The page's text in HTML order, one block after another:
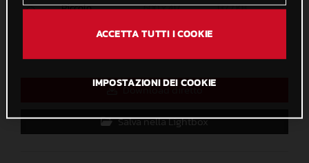
Piccolo 600 x 417 137,7 KB
Personalizzato x
Download diretto
Salva nella Lightbox
ACCETTA TUTTI I COOKIE
IMPOSTAZIONI DEI COOKIE